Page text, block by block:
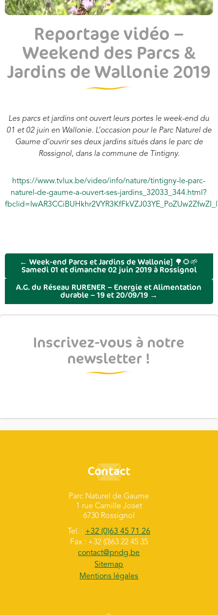
Reportage vidéo –
Weekend des Parcs &
Jardins de Wallonie 2019
Les parcs et jardins ont ouvert leurs portes le week-end du
01 et 02 juin en Wallonie. L’occasion pour le Parc Naturel de
Gaume d’ouvrir ses deux jardins situés dans le parc de
Rossignol, dans la commune de Tintigny.
https://www.tvlux.be/video/info/nature/tintigny-le-parc-
naturel-de-gaume-a-ouvert-ses-jardins_32033_344.html?
← Week-end Parcs et Jardins de Wallonie] 🌳🌻🌱
Samedi 01 et dimanche 02 juin 2019 à Rossignol
A.G. du Réseau RURENER – Energie et Alimentation
durable – 19 et 20/09/19 →
Inscrivez-vous à notre
newsletter !
Contact
Parc Naturel de Gaume
1 rue Camille Joset
6730 Rossignol
Tel. : +32 (0)63 45 71 26
Fax : +32 (0)63 22 45 35
contact@pndg.be
Sitemap
Mentions légales